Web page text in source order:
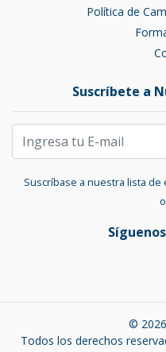
Política de
Suscríbete a
Suscríbase a nuestra lista
© 2026
Todos los derechos